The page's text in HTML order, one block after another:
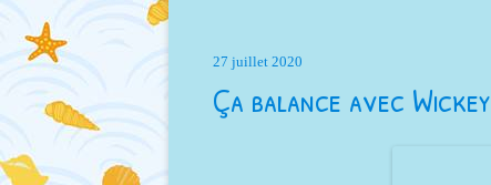
27 juillet 2020
Ça balance avec Wickey